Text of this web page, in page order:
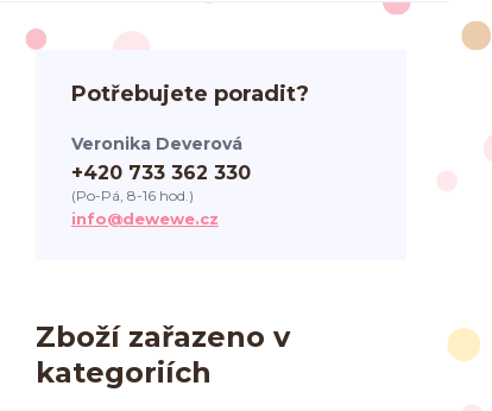
Zboží zařazeno v
kategoriích
Potřebujete poradit?
Veronika Deverová
+420 733 362 330
(Po-Pá, 8-16 hod.)
info@dewewe.cz